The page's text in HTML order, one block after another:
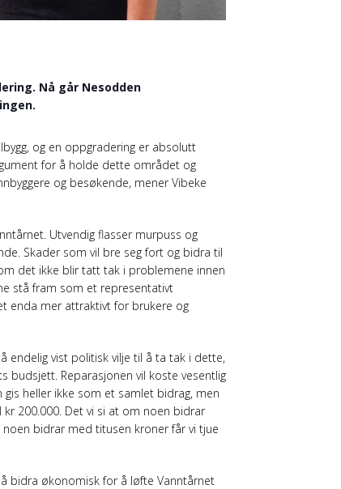
Nå går Nesodden
og en oppgradering er absolutt
for å holde dette området og
og besøkende, mener Vibeke
Utvendig flasser murpuss og
Skader som vil bre seg fort og bidra til
det ikke blir tatt tak i problemene innen
stå fram som et representativt
enda mer attraktivt for brukere og
endelig vist politisk vilje til å ta tak i dette,
budsjett. Reparasjonen vil koste vesentlig
gis heller ikke som et samlet bidrag, men
200.000. Det vi si at om noen bidrar
bidrar med titusen kroner får vi tjue
bidra økonomisk for å løfte Vanntårnet